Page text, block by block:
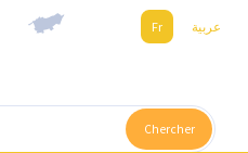
Fr عربية
Chercher